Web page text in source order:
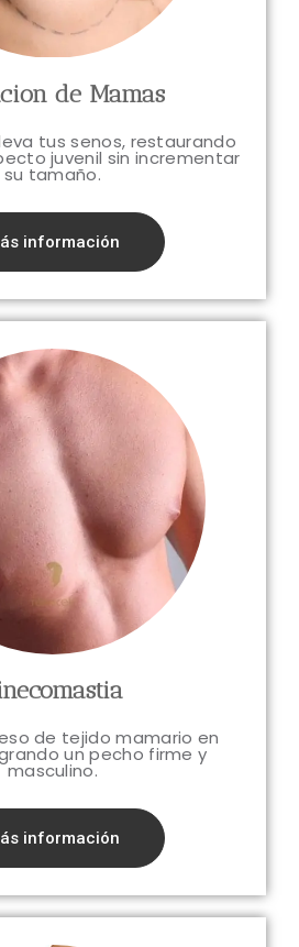
de Mamas
tus senos, restaurando
juvenil sin incrementar
su tamaño.
información
de tejido mamario en
un pecho firme y
masculino.
información